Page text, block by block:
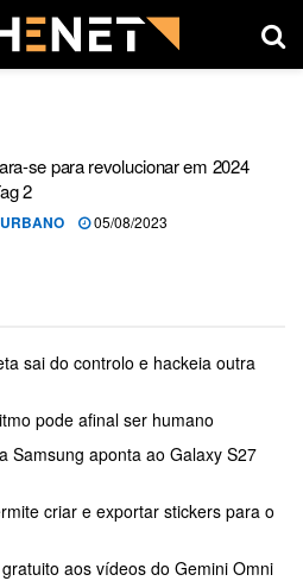
se para revolucionar em 2024
2
05/08/2023
sai do controlo e hackeia outra
pode afinal ser humano
Samsung aponta ao Galaxy S27
criar e exportar stickers para o
aos vídeos do Gemini Omni